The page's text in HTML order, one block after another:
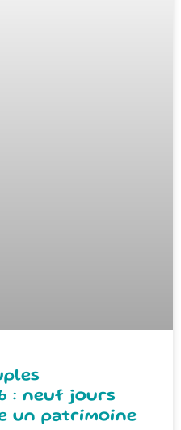
: neuf jours
un patrimoine